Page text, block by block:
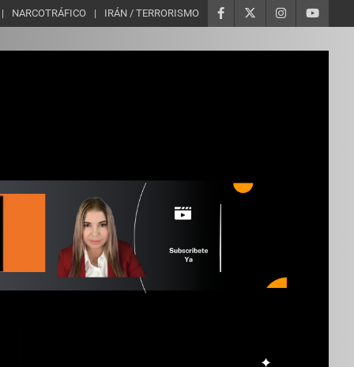
NARCOTRÁFICO IRÁN / TERRORISMO